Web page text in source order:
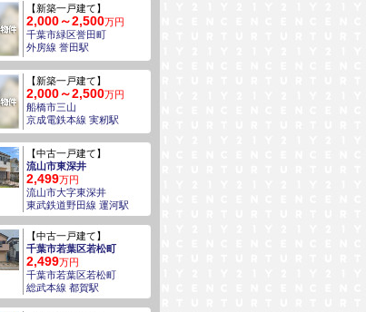
【新築一戸建て】
2,000～2,500万円
千葉市緑区誉田町
外房線 誉田駅
【新築一戸建て】
2,000～2,500万円
船橋市三山
京成電鉄本線 実籾駅
【中古一戸建て】
流山市東深井
2,499万円
流山市大字東深井
東武鉄道野田線 運河駅
【中古一戸建て】
千葉市若葉区若松町
2,499万円
千葉市若葉区若松町
総武本線 都賀駅